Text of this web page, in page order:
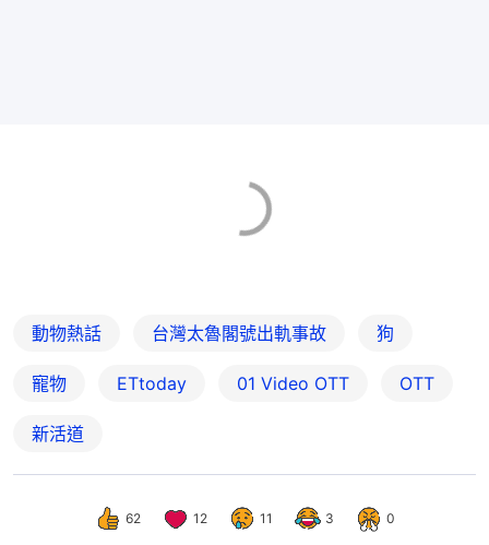
動物熱話 台灣太魯閣號出軌事故 狗
寵物 ETtoday 01‌ ‌Video‌ ‌OTT OTT
新活道
62 12 11 3 0